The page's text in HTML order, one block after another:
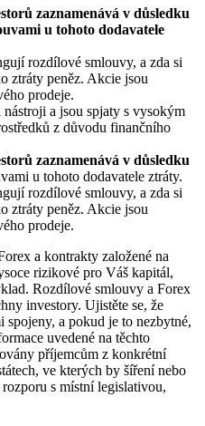
zaznamenává v důsledku
u tohoto dodavatele
rozdílové smlouvy, a zda si
ztráty peněz. Akcie jsou
prodeje.
a jsou spjaty s vysokým
z důvodu finančního
zaznamenává v důsledku
u tohoto dodavatele ztráty.
rozdílové smlouvy, a zda si
ztráty peněz. Akcie jsou
prodeje.
a kontrakty založené na
rizikové pro Váš kapitál,
Rozdílové smlouvy a Forex
investory. Ujistěte se, že
a pokud je to nezbytné,
uvedené na těchto
příjemcům z konkrétní
ve kterých by šíření nebo
s místní legislativou,